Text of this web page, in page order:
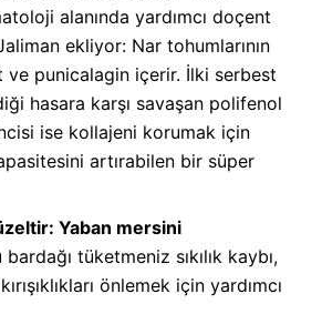
alanında yardımcı doçent
ekliyor: Nar tohumlarının
ve punicalagin içerir. İlki serbest
hasara karşı savaşan polifenol
ise kollajeni korumak için
artırabilen bir süper
Yaban mersini
tüketmeniz sıkılık kaybı,
önlemek için yardımcı